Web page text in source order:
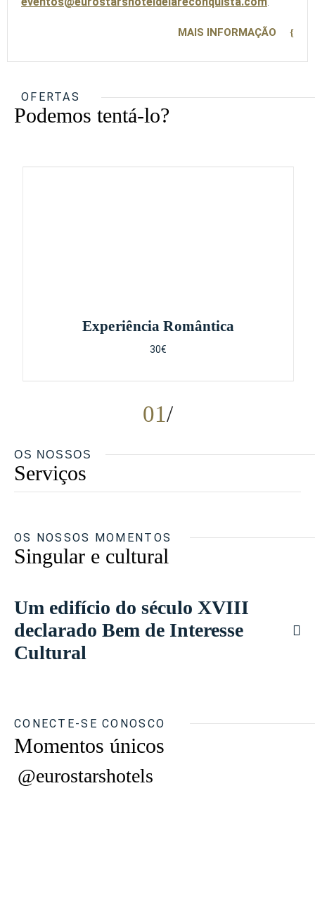
MAIS INFORMAÇÃO
OFERTAS
Podemos tentá-lo?
01
Experiência Romântica
30€
OS NOSSOS
Serviços
OS NOSSOS MOMENTOS
Singular e cultural
Um edifício do século XVIII
declarado Bem de Interesse
Cultural
CONECTE-SE CONOSCO
Momentos únicos
@eurostarshotels